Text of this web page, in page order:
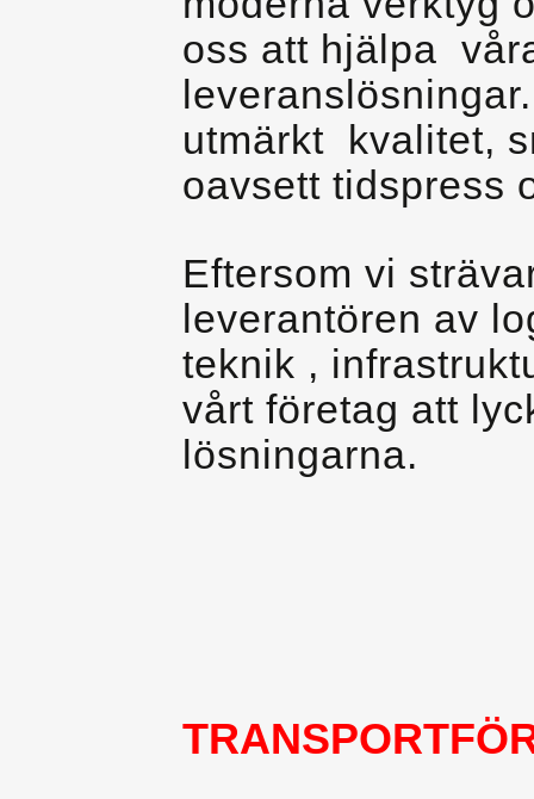
oss att hjälpa
utmärkt kvalitet,
oavsett tidspress
Eftersom vi
leverantören av
teknik ,
vårt företag att
lösningarna.